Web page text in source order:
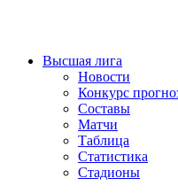
Высшая лига
Новости
Конкурс
Составы
Матчи
Таблица
Статистика
Стадионы